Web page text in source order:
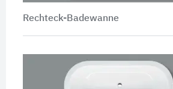
Rechteck-Badewanne